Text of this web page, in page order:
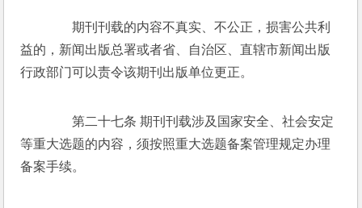
期刊刊载的内容不真实、不公正，损害公共利
益的，新闻出版总署或者省、自治区、直辖市新闻出版
行政部门可以责令该期刊出版单位更正。
第二十七条 期刊刊载涉及国家安全、社会安定
等重大选题的内容，须按照重大选题备案管理规定办理
备案手续。